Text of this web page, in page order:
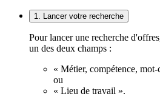
1. Lancer votre recherche
Pour lancer une recherche
un des deux champs :
« Métier, compétence,
ou
« Lieu de travail ».